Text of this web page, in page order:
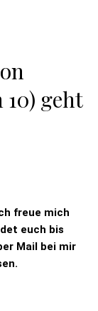
geht
freue mich
euch bis
Mail bei mir